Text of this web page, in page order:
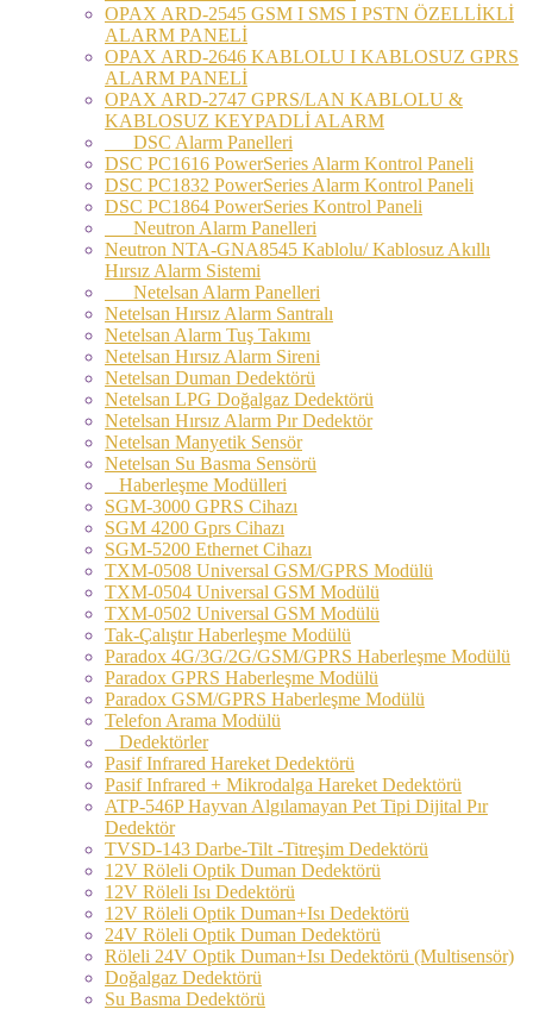
OPAX ARD-2545 GSM I SMS I PSTN ÖZELLİKLİ
ALARM PANELİ
OPAX ARD-2646 KABLOLU I KABLOSUZ GPRS
ALARM PANELİ
OPAX ARD-2747 GPRS/LAN KABLOLU &
KABLOSUZ KEYPADLİ ALARM
DSC Alarm Panelleri
DSC PC1616 PowerSeries Alarm Kontrol Paneli
DSC PC1832 PowerSeries Alarm Kontrol Paneli
DSC PC1864 PowerSeries Kontrol Paneli
Neutron Alarm Panelleri
Neutron NTA-GNA8545 Kablolu/ Kablosuz Akıllı
Hırsız Alarm Sistemi
Netelsan Alarm Panelleri
Netelsan Hırsız Alarm Santralı
Netelsan Alarm Tuş Takımı
Netelsan Hırsız Alarm Sireni
Netelsan Duman Dedektörü
Netelsan LPG Doğalgaz Dedektörü
Netelsan Hırsız Alarm Pır Dedektör
Netelsan Manyetik Sensör
Netelsan Su Basma Sensörü
Haberleşme Modülleri
SGM-3000 GPRS Cihazı
SGM 4200 Gprs Cihazı
SGM-5200 Ethernet Cihazı
TXM-0508 Universal GSM/GPRS Modülü
TXM-0504 Universal GSM Modülü
TXM-0502 Universal GSM Modülü
Tak-Çalıştır Haberleşme Modülü
Paradox 4G/3G/2G/GSM/GPRS Haberleşme Modülü
Paradox GPRS Haberleşme Modülü
Paradox GSM/GPRS Haberleşme Modülü
Telefon Arama Modülü
Dedektörler
Pasif Infrared Hareket Dedektörü
Pasif Infrared + Mikrodalga Hareket Dedektörü
ATP-546P Hayvan Algılamayan Pet Tipi Dijital Pır
Dedektör
TVSD-143 Darbe-Tilt -Titreşim Dedektörü
12V Röleli Optik Duman Dedektörü
12V Röleli Isı Dedektörü
12V Röleli Optik Duman+Isı Dedektörü
24V Röleli Optik Duman Dedektörü
Röleli 24V Optik Duman+Isı Dedektörü (Multisensör)
Doğalgaz Dedektörü
Su Basma Dedektörü